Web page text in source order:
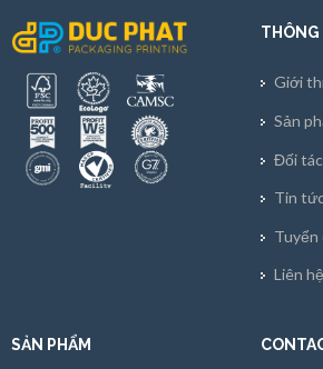
THÔNG
Giới
Sản
Đối tác
Tin
Tuyển
Liên hệ
SẢN PHẨM